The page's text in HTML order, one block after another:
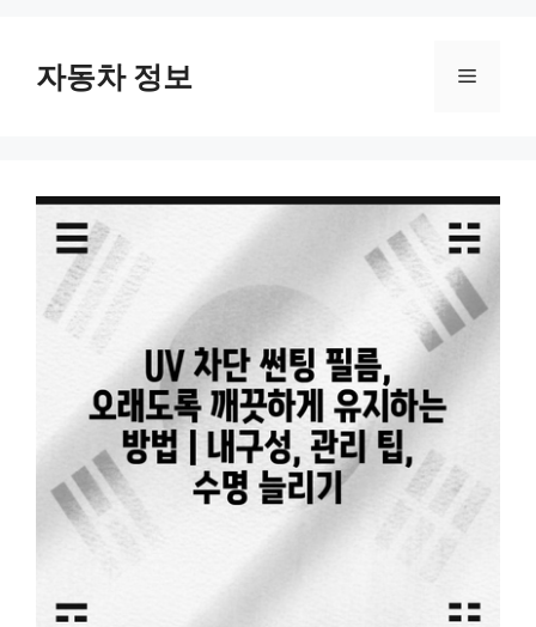
content자동차 정보 Menu